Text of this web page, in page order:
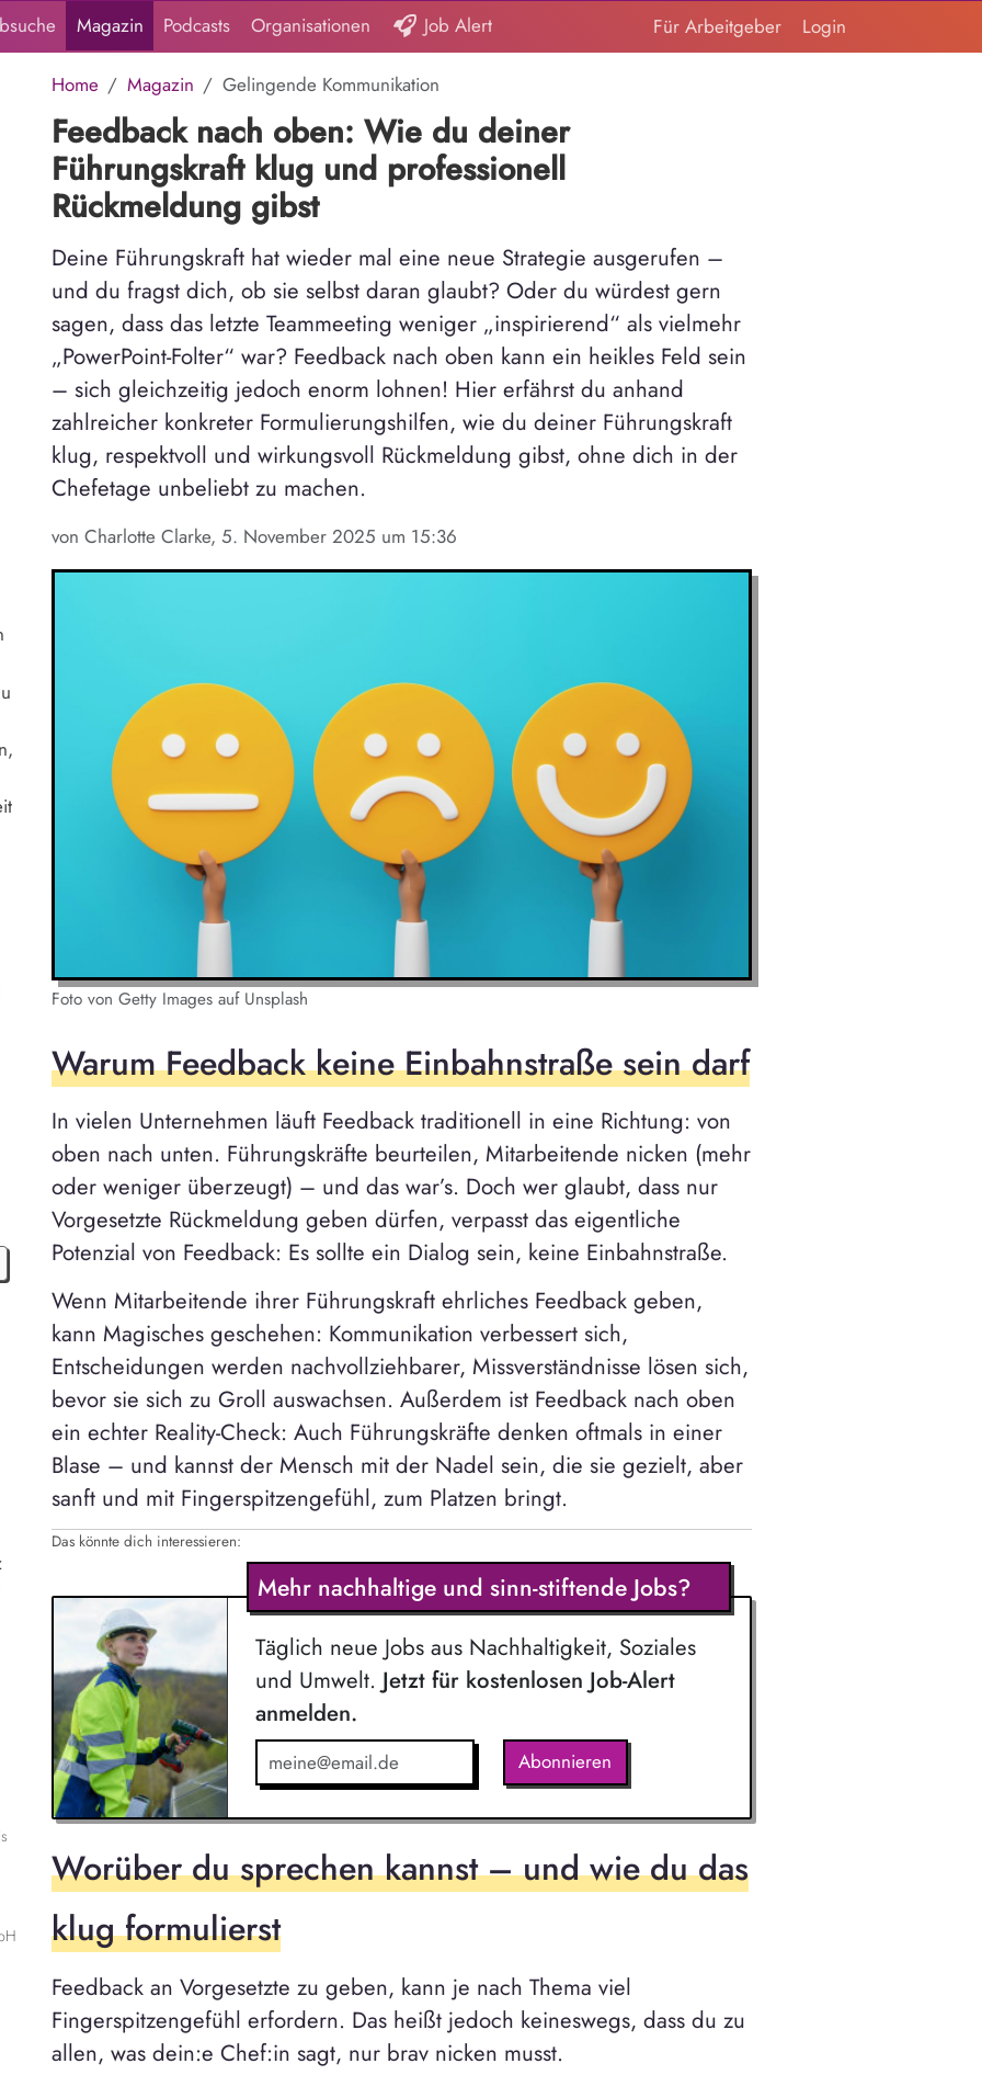
Magazin Podcasts Organisationen Job Alert Für Arbeitgeber Login
Home Magazin Gelingende Kommunikation
Feedback nach oben: Wie du deiner
Führungskraft klug und professionell
Rückmeldung gibst
Deine Führungskraft hat wieder mal eine neue Strategie ausgerufen –
und du fragst dich, ob sie selbst daran glaubt? Oder du würdest gern
sagen, dass das letzte Teammeeting weniger „inspirierend“ als vielmehr
„PowerPoint-Folter“ war? Feedback nach oben kann ein heikles Feld sein
– sich gleichzeitig jedoch enorm lohnen! Hier erfährst du anhand
zahlreicher konkreter Formulierungshilfen, wie du deiner Führungskraft
klug, respektvoll und wirkungsvoll Rückmeldung gibst, ohne dich in der
Chefetage unbeliebt zu machen.
von Charlotte Clarke, 5. November 2025 um 15:36
Foto von Getty Images auf Unsplash
Warum Feedback keine Einbahnstraße sein darf
In vielen Unternehmen läuft Feedback traditionell in eine Richtung: von
oben nach unten. Führungskräfte beurteilen, Mitarbeitende nicken (mehr
oder weniger überzeugt) – und das war’s. Doch wer glaubt, dass nur
Vorgesetzte Rückmeldung geben dürfen, verpasst das eigentliche
Potenzial von Feedback: Es sollte ein Dialog sein, keine Einbahnstraße.
Wenn Mitarbeitende ihrer Führungskraft ehrliches Feedback geben,
kann Magisches geschehen: Kommunikation verbessert sich,
Entscheidungen werden nachvollziehbarer, Missverständnisse lösen sich,
bevor sie sich zu Groll auswachsen. Außerdem ist Feedback nach oben
ein echter Reality-Check: Auch Führungskräfte denken oftmals in einer
Blase – und kannst der Mensch mit der Nadel sein, die sie gezielt, aber
sanft und mit Fingerspitzengefühl, zum Platzen bringt.
Das könnte dich interessieren:
Mehr nachhaltige und sinn-stiftende Jobs?
Täglich neue Jobs aus Nachhaltigkeit, Soziales
und Umwelt. Jetzt für kostenlosen Job-Alert
anmelden.
Abonnieren
Worüber du sprechen kannst – und wie du das
klug formulierst
Feedback an Vorgesetzte zu geben, kann je nach Thema viel
Fingerspitzengefühl erfordern. Das heißt jedoch keineswegs, dass du zu
allen, was dein:e Chef:in sagt, nur brav nicken musst.